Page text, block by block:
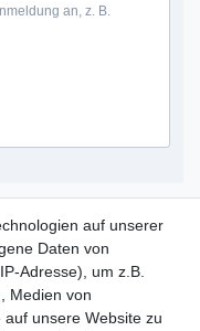
an, z. B.
auf unserer
Daten von
Adresse), um z.B.
Medien von
unsere Website zu